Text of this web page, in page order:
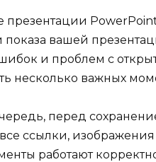
презентации
вашей
и проблем с
несколько важных
перед
ссылки,
работают